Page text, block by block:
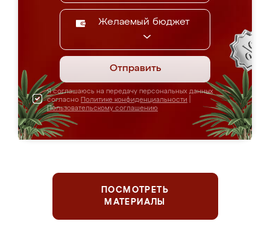
Желаемый бюджет
Отправить
Я соглашаюсь на передачу персональных данных
согласно Политике конфиденциальности
Пользовательскому соглашению
ПОСМОТРЕТЬ
МАТЕРИАЛЫ